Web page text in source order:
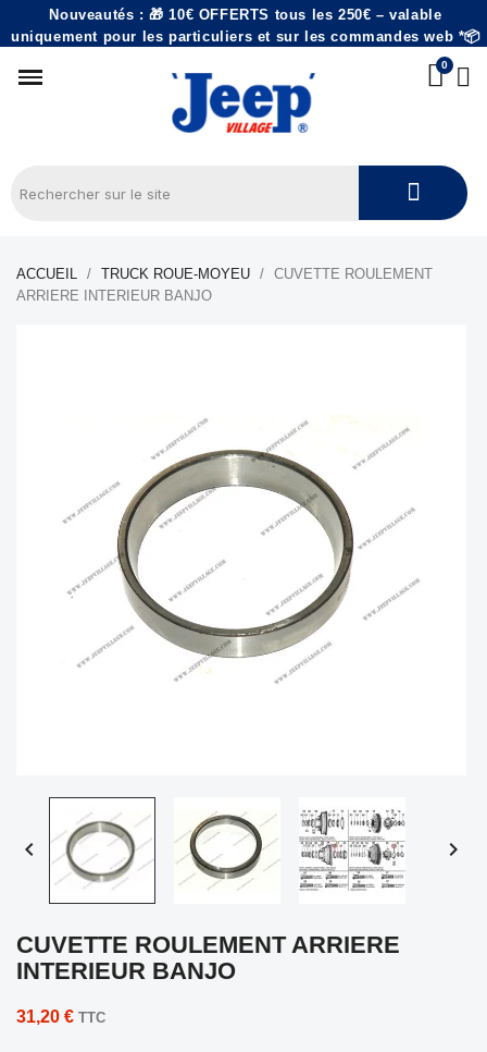
Nouveautés : 🎁 10€ OFFERTS tous les 250€ – valable
uniquement pour les particuliers et sur les commandes web *📦
ACCUEIL TRUCK ROUE-MOYEU
CUVETTE ROULEMENT
ARRIERE INTERIEUR BANJO
 
CUVETTE ROULEMENT ARRIERE
INTERIEUR BANJO
31,20 € TTC